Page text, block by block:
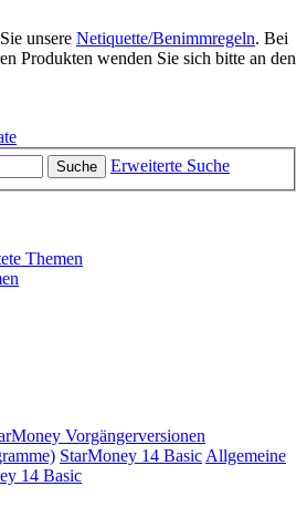
unsere Netiquette/Benimmregeln. Bei
Produkten wenden Sie sich bitte an den
Suche Erweiterte Suche
Themen
Vorgängerversionen
StarMoney 14 BasicAllgemeine
14 Basic